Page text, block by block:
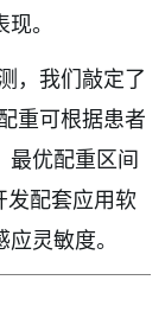
。
，我们敲定了
重可根据患者
最优配重区间
发配套应用软
灵敏度。